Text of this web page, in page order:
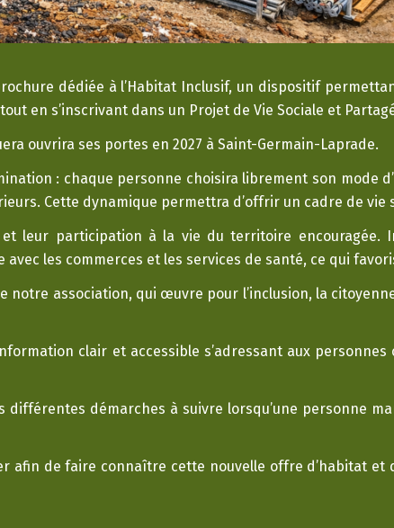
dédiée à l’Habitat Inclusif, un dispositif
en s’inscrivant dans un Projet de Vie Sociale et
ouvrira ses portes en 2027 à Saint-Germain-Laprade.
: chaque personne choisira librement son mode
Cette dynamique permettra d’offrir un cadre de vie
leur participation à la vie du territoire encouragée.
les commerces et les services de santé, ce qui
notre association, qui œuvre pour l’inclusion, la
clair et accessible s’adressant aux
différentes démarches à suivre lorsqu’une personne
afin de faire connaître cette nouvelle offre d’habitat